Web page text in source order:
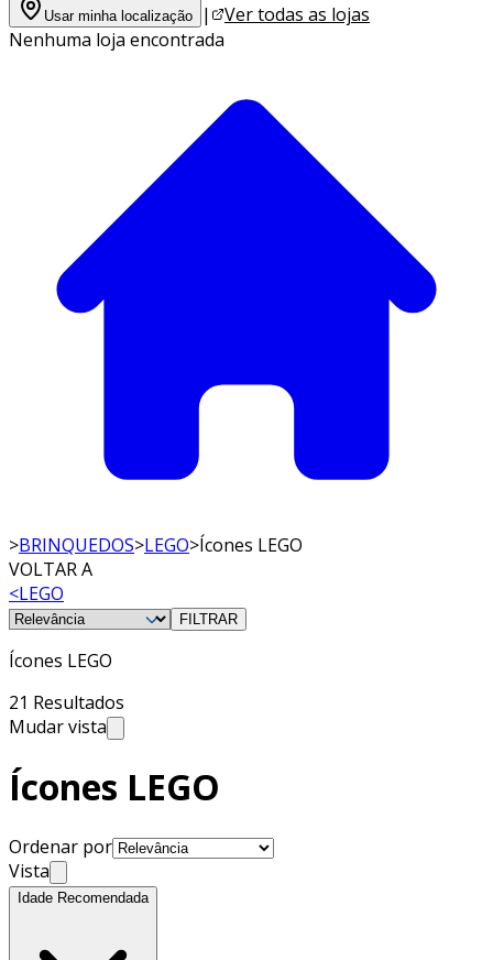
Usar minha localização |
Ver todas as lojas
Nenhuma loja encontrada
>BRINQUEDOS>LEGO>Ícones LEGO
VOLTAR A
<LEGO
FILTRAR
Ícones LEGO
21 Resultados
Mudar vista
Ícones LEGO
Ordenar por
Vista
Idade Recomendada